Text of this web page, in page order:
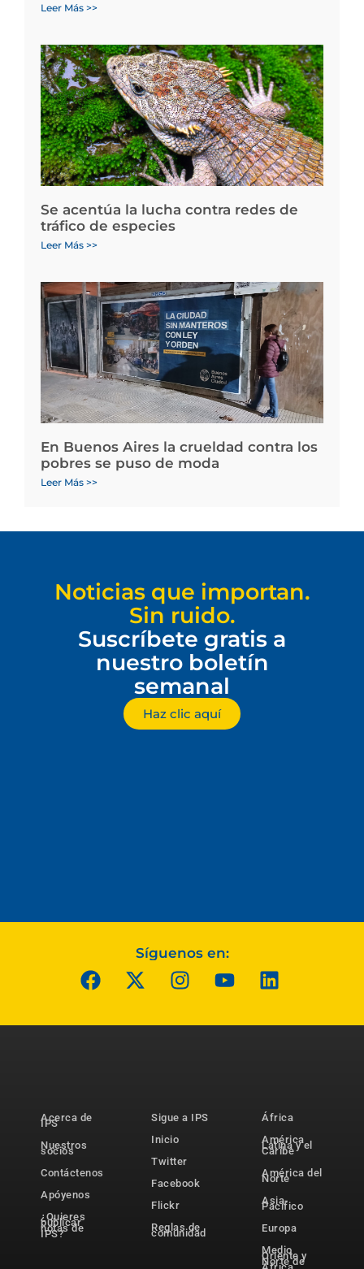
Leer Más >>
Se acentúa la lucha contra redes de
tráfico de especies
Leer Más >>
En Buenos Aires la crueldad contra los
pobres se puso de moda
Leer Más >>
Noticias que importan.
Sin ruido.
Suscríbete gratis a
nuestro boletín
semanal
Haz clic aquí
Síguenos en:
Acerca de
IPS
Nuestros
socios
Contáctenos
Apóyenos
¿Quieres
publicar
notas de
IPS?
Sigue a IPS
Inicio
Twitter
Facebook
Flickr
Reglas de
comunidad
África
América
Latina y el
Caribe
América del
Norte
Asia-
Pacífico
Europa
Medio
Oriente y
Norte de